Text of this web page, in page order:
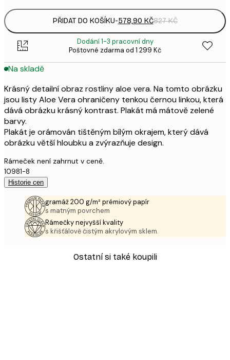
PŘIDAT DO KOŠÍKU-578,90 KČ827 KČ
Dodání 1-3 pracovní dny
Poštovné zdarma od 1 299 Kč
Na skladě
Krásný detailní obraz rostliny aloe vera. Na tomto obrázku
jsou listy Aloe Vera ohraničeny tenkou černou linkou, která
dává obrázku krásný kontrast. Plakát má mátově zelené
barvy.
Plakát je orámován tištěným bílým okrajem, který dává
obrázku větší hloubku a zvýrazňuje design.
Rámeček není zahrnut v ceně.
10981-8
Historie cen
gramáž 200 g/m² prémiový papír
s matným povrchem
Rámečky nejvyšší kvality
s křišťálově čistým akrylovým sklem.
Ostatní si také koupili